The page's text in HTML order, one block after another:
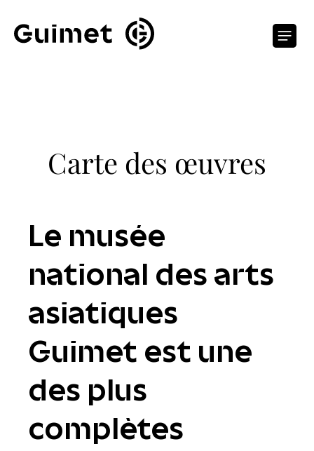
Carte des œuvres
Le musée
national des arts
asiatiques
Guimet est une
des plus
complètes